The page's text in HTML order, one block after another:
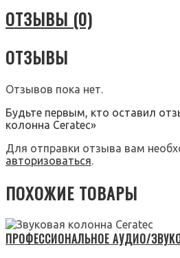
ОТЗЫВЫ (0)
ОТЗЫВЫ
Отзывов пока нет.
Будьте первым, кто оставил
колонна Ceratec»
Для отправки отзыва вам
авторизоваться.
ПОХОЖИЕ ТОВАРЫ
ПРОФЕССИОНАЛЬНОЕ АУДИО/